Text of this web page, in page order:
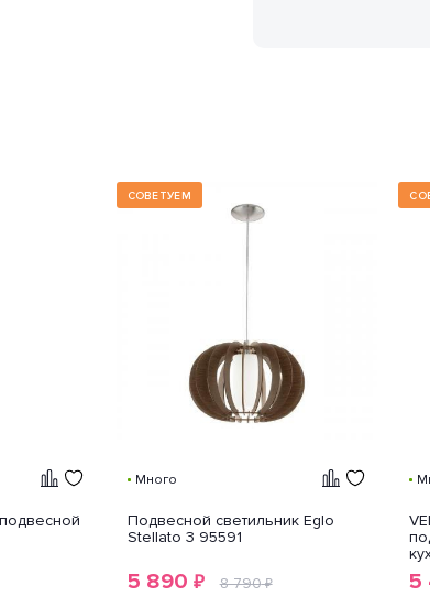
СОВЕТУЕМ
Много
Подвесной светильник Eglo
Stellato 3 95591
5 890 ₽ 8 790₽ 5